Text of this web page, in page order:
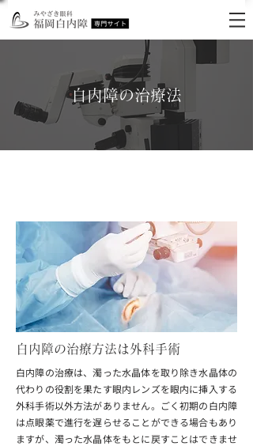
白内障の治療法
白内障の治療方法は外科手術
白内障の治療は、濁った水晶体を取り除き水晶体の
代わりの役割を果たす眼内レンズを眼内に挿入する
外科手術以外方法がありません。ごく初期の白内障
は点眼薬で進行を遅らせることができる場合もあり
ますが、濁った水晶体をもとに戻すことはできませ